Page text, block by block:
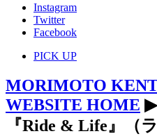
Instagram
Twitter
Facebook
PICK UP
MORIMOTO
WEBSITE HOME
『Ride & Life』（